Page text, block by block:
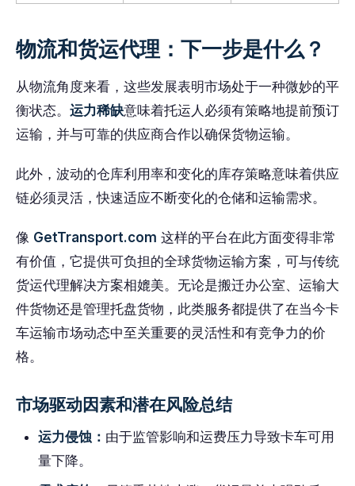
物流和货运代理：下一步是什么？
从物流角度来看，这些发展表明市场处于一种微妙的平
衡状态。 运力稀缺意味着托运人必须有策略地提前预订
运输，并与可靠的供应商合作以确保货物运输。
此外，波动的仓库利用率和变化的库存策略意味着供应
链必须灵活，快速适应不断变化的仓储和运输需求。
像 GetTransport.com 这样的平台在此方面变得非常
有价值，它提供可负担的全球货物运输方案，可与传统
货运代理解决方案相媲美。无论是搬迁办公室、运输大
件货物还是管理托盘货物，此类服务都提供了在当今卡
车运输市场动态中至关重要的灵活性和有竞争力的价
格。
市场驱动因素和潜在风险总结
运力侵蚀： 由于监管影响和运费压力导致卡车可用
量下降。